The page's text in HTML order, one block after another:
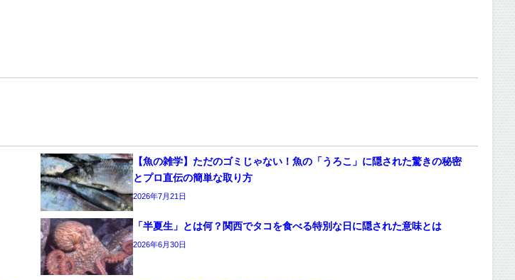
【魚の雑学】ただのゴミじゃない！魚の「うろこ」に隠された驚きの秘密
とプロ直伝の簡単な取り方
2026年7月21日
「半夏生」とは何？関西でタコを食べる特別な日に隠された意味とは
2026年6月30日